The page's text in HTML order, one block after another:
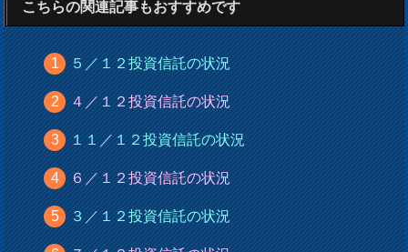
こちらの関連記事もおすすめです
５／１２投資信託の状況
４／１２投資信託の状況
１１／１２投資信託の状況
６／１２投資信託の状況
３／１２投資信託の状況